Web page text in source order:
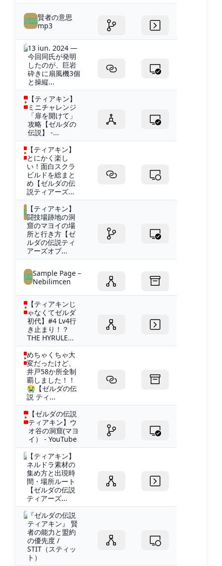
賢者の意思
mp3
13 iun. 2024 —
今回同氏が発明
したのが、巨岩
砕きに扇風機3個
と操縦...
【ティアキン】
ミニチャレンジ
「扉を開けて」
攻略【ゼルダの
伝説】 -...
【ティアキン】
とにかく楽し
い！面白スクラ
ビルドを総まと
め【ゼルダの伝
説ティアーズ...
【ティアキン】
闘技場跡地の洞
窟のマヨイの場
所と行き方【ゼ
ルダの伝説ティ
アーズオブ...
Sample Page –
Nebilimcen
【ティアキンじ
ゃなくてゼルダ
初代】#4 Lv4行
き止まり！？
THE HYRULE...
めちゃくちゃ大
変だったけど、
井戸58か所全制
覇しました！！
😭【ゼルダの伝
説 ティ...
【ゼルダの伝説
ティアキン】ウ
オ谷の洞窟(マヨ
イ） - YouTube
【ティアキン】
ネルドラ素材の
集め方と出現時
間・場所ルート
【ゼルダの伝説
ティアーズ...
『ゼルダの伝説
ティアキン』 賢
者の能力と盟約
の優先度 /
STIT（スティッ
ト）